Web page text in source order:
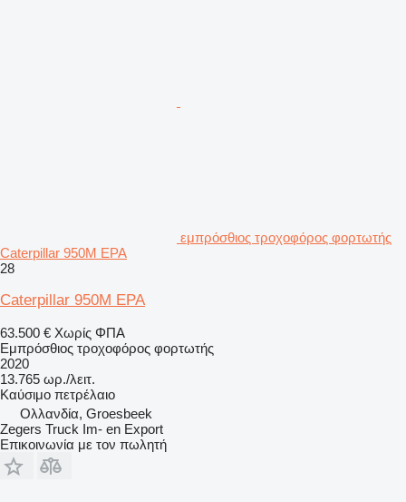
εμπρόσθιος τροχοφόρος φορτωτής
Caterpillar 950M EPA
28
Caterpillar 950M EPA
63.500 € Χωρίς ΦΠΑ
Εμπρόσθιος τροχοφόρος φορτωτής
2020
13.765 ωρ./λειτ.
Καύσιμο πετρέλαιο
Ολλανδία, Groesbeek
Zegers Truck Im- en Export
Επικοινωνία με τον πωλητή